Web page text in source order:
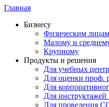
Главная
Бизнесу
Физическим
Малому и
Крупному
Продукты и решения
Для учебных
Для оценки проф.
Для
Для
Для проведения